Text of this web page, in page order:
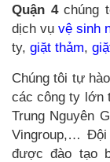
Quận 4chúng
dịch vụ vệ sinh
ty, giặt thảm,
Chúng tôi tự
các công ty lớn
Trung Nguyên
Vingroup,…
được đào tạo